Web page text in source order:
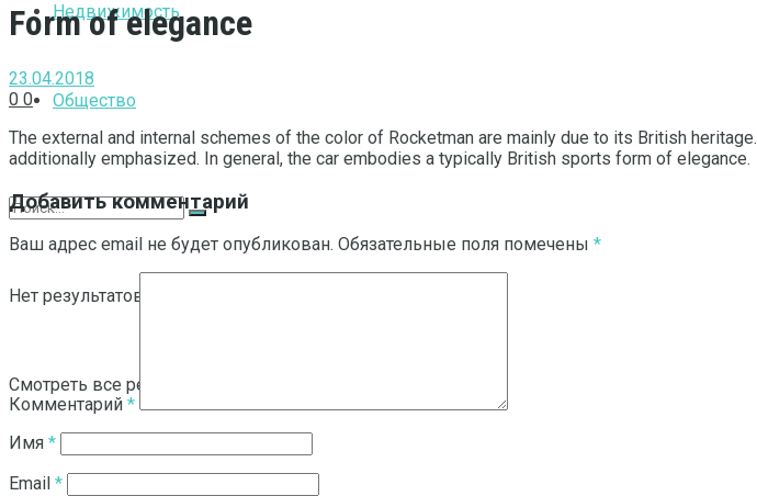
Недвижимость
Общество
Нет результатов
Смотреть все результаты
Form of elegance
23.04.2018
0 0
The external and internal schemes of the color of Rocketman are mainly due to its British heritage.
additionally emphasized. In general, the car embodies a typically British sports form of elegance.
Добавить комментарий
Ваш адрес email не будет опубликован. Обязательные поля помечены *
Комментарий *
Имя *
Email *